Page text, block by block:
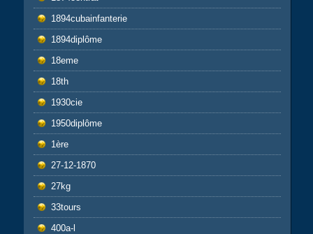
1894cubainfanterie
1894diplôme
18eme
18th
1930cie
1950diplôme
1ère
27-12-1870
27kg
33tours
400a-l